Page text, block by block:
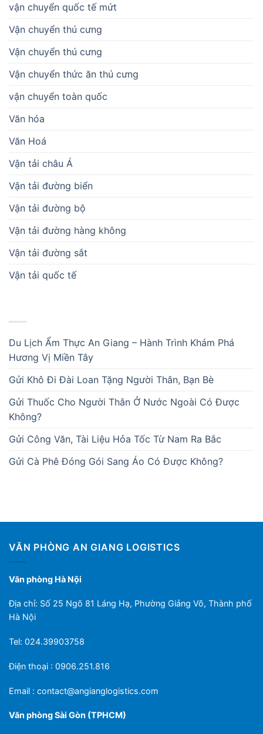
vận chuyển quốc tế mứt
Vận chuyển thú cưng
Vận chuyển thú cưng
Vận chuyển thức ăn thú cưng
vận chuyển toàn quốc
Văn hóa
Văn Hoá
Vận tải châu Á
Vận tải đường biển
Vận tải đường bộ
Vận tải đường hàng không
Vận tải đường sắt
Vận tải quốc tế
Du Lịch Ẩm Thực An Giang – Hành Trình Khám Phá
Hương Vị Miền Tây
Gửi Khô Đi Đài Loan Tặng Người Thân, Bạn Bè
Gửi Thuốc Cho Người Thân Ở Nước Ngoài Có Được
Không?
Gửi Công Văn, Tài Liệu Hỏa Tốc Từ Nam Ra Bắc
Gửi Cà Phê Đóng Gói Sang Áo Có Được Không?
VĂN PHÒNG AN GIANG LOGISTICS
Văn phòng Hà Nội
Địa chỉ: Số 25 Ngõ 81 Láng Hạ, Phường Giảng Võ, Thành phố
Hà Nội
Tel: 024.39903758
Điện thoại : 0906.251.816
Email : contact@angianglogistics.com
Văn phòng Sài Gòn (TPHCM)